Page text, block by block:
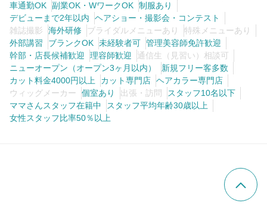
車通勤OK 副業OK・WワークOK 制服あり
デビューまで2年以内
ヘアショー・撮影会・コンテスト
雑誌撮影
海外研修 ブライダルメニューあり
特殊メニューあり
外部講習
ブランクOK 未経験者可 管理美容師免許歓迎
幹部・店長候補歓迎
理容師歓迎
通信生（見習い）相談可
ニューオープン（オープン3ヶ月以内）
新規フリー客多数
カット料金4000円以上
カット専門店 ヘアカラー専門店
ウィッグメーカー
個室あり 出張・訪問
スタッフ10名以下
ママさんスタッフ在籍中
スタッフ平均年齢30歳以上
女性スタッフ比率50％以上